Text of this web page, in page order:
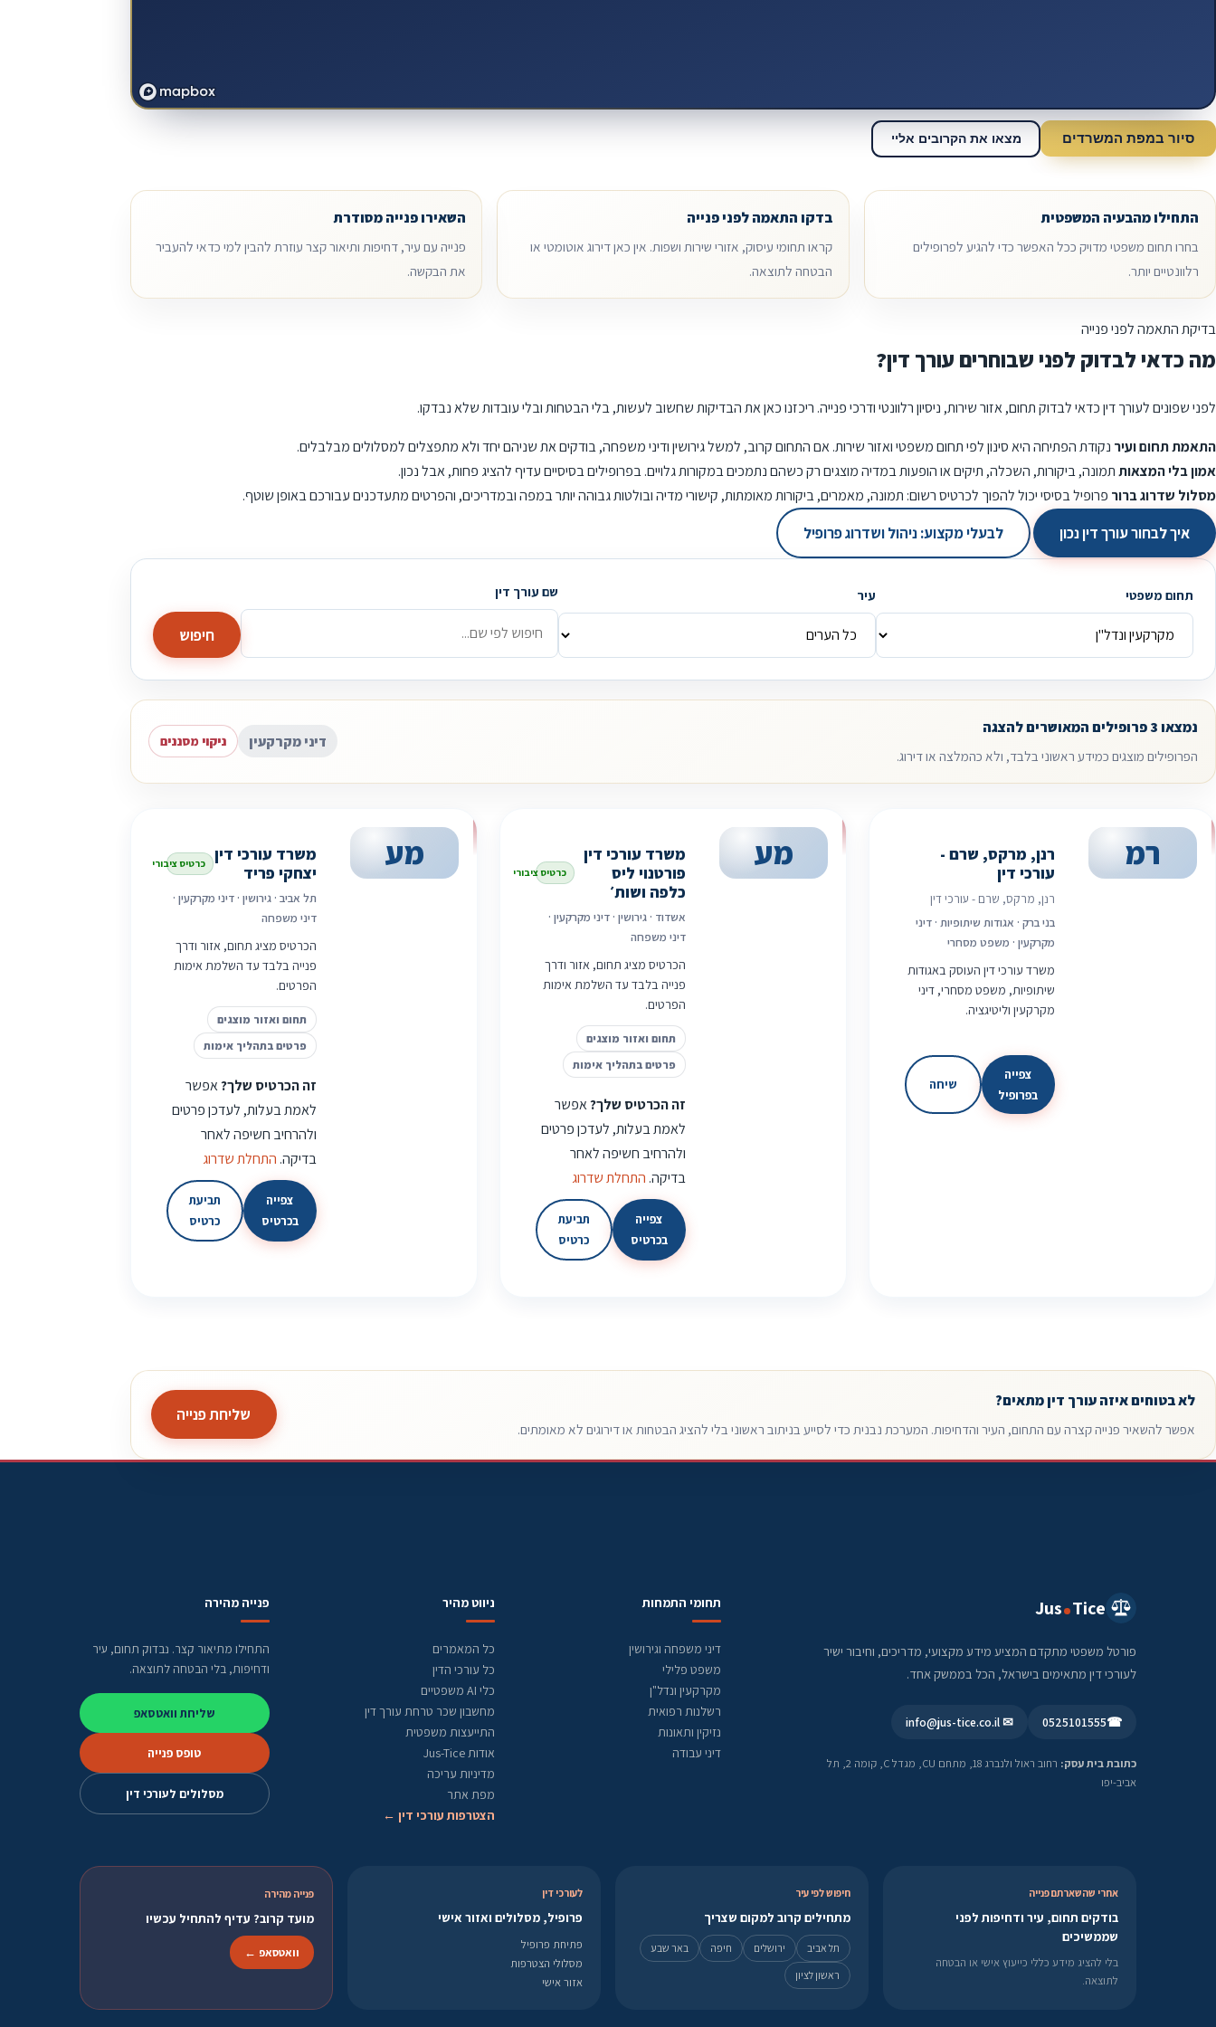
סיור במפת המשרדים מצאו את הקרובים אליי
התחילו מהבעיה המשפטית
בחרו תחום משפטי מדויק ככל האפשר כדי להגיע לפרופילים
רלוונטיים יותר.
בדקו התאמה לפני פנייה
קראו תחומי עיסוק, אזורי שירות ושפות. אין כאן דירוג אוטומטי או
הבטחה לתוצאה.
השאירו פנייה מסודרת
פנייה עם עיר, דחיפות ותיאור קצר עוזרת להבין למי כדאי להעביר
את הבקשה.
בדיקת התאמה לפני פנייה
מה כדאי לבדוק לפני שבוחרים עורך דין?
לפני שפונים לעורך דין כדאי לבדוק תחום, אזור שירות, ניסיון רלוונטי ודרכי פנייה. ריכזנו כאן את הבדיקות שחשוב לעשות, בלי הבטחות ובלי עובדות שלא נבדקו.
התאמת תחום ועיר נקודת הפתיחה היא סינון לפי תחום משפטי ואזור שירות. אם התחום קרוב, למשל גירושין ודיני משפחה, בודקים את שניהם יחד ולא מתפצלים למסלולים מבלבלים.
אמון בלי המצאותתמונה, ביקורות, השכלה, תיקים או הופעות במדיה מוצגים רק כשהם נתמכים במקורות גלויים. בפרופילים בסיסיים עדיף להציג פחות, אבל נכון.
מסלול שדרוג ברור פרופיל בסיסי יכול להפוך לכרטיס רשום: תמונה, מאמרים, ביקורות מאומתות, קישורי מדיה ובולטות גבוהה יותר במפה ובמדריכים, והפרטים מתעדכנים עבורכם באופן שוטף.
איך לבחור עורך דין נכון לבעלי מקצוע: ניהול ושדרוג פרופיל
תחום משפטי עיר שם עורך דין
חיפוש
נמצאו 3 פרופילים המאושרים להצגה
הפרופילים מוצגים כמידע ראשוני בלבד, ולא כהמלצה או דירוג.
דיני מקרקעין ניקוי מסננים
רמ
רנן, מרקס, שרם -
עורכי דין
רנן, מרקס, שרם - עורכי דין
בני ברק · אגודות שיתופיות · דיני
מקרקעין · משפט מסחרי
משרד עורכי דין העוסק באגודות
שיתופיות, משפט מסחרי, דיני
מקרקעין וליטיגציה.
צפייה
בפרופיל
שיחה
מע
משרד עורכי דין
פורטנוי ליס
כלפה ושות׳
כרטיס ציבורי
אשדוד · גירושין · דיני מקרקעין ·
דיני משפחה
הכרטיס מציג תחום, אזור ודרך
פנייה בלבד עד השלמת אימות
הפרטים.
תחום ואזור מוצגים
פרטים בתהליך אימות
זה הכרטיס שלך?אפשר
לאמת בעלות, לעדכן פרטים
ולהרחיב חשיפה לאחר
בדיקה. התחלת שדרוג
צפייה
בכרטיס
תביעת
כרטיס
מע
משרד עורכי דין
יצחקי פריד
כרטיס ציבורי
תל אביב · גירושין · דיני מקרקעין ·
דיני משפחה
הכרטיס מציג תחום, אזור ודרך
פנייה בלבד עד השלמת אימות
הפרטים.
תחום ואזור מוצגים
פרטים בתהליך אימות
זה הכרטיס שלך?אפשר
לאמת בעלות, לעדכן פרטים
ולהרחיב חשיפה לאחר
בדיקה. התחלת שדרוג
צפייה
בכרטיס
תביעת
כרטיס
לא בטוחים איזה עורך דין מתאים?
אפשר להשאיר פנייה קצרה עם התחום, העיר והדחיפות. המערכת נבנית כדי לסייע בניתוב ראשוני בלי להציג הבטחות או דירוגים לא מאומתים.
שליחת פנייה
Jus Tice
פורטל משפטי מתקדם המציע מידע מקצועי, מדריכים, וחיבור ישיר
לעורכי דין מתאימים בישראל, הכל בממשק אחד.
☎
0525101555
✉ info@jus-tice.co.il
כתובת בית עסק:
רחוב ראול ולנברג 18, מתחם CU, מגדל C, קומה 2, תל
אביב-יפו
תחומי התמחות
דיני משפחה וגירושין
משפט פלילי
מקרקעין ונדל"ן
רשלנות רפואית
נזיקין ותאונות
דיני עבודה
ניווט מהיר
כל המאמרים
כל עורכי הדין
כלי AI משפטיים
מחשבון שכר טרחת עורך דין
התייעצות משפטית
אודות Jus-Tice
מדיניות עריכה
מפת אתר
הצטרפות עורכי דין ←
פנייה מהירה
התחילו מתיאור קצר. נבדוק תחום, עיר
ודחיפות, בלי הבטחה לתוצאה.
שליחת וואטסאפ
טופס פנייה
מסלולים לעורכי דין
אחרי שהשארתם פנייה
בודקים תחום, עיר ודחיפות לפני
שממשיכים
בלי להציג מידע כללי כייעוץ אישי או הבטחה
לתוצאה.
חיפוש לפי עיר
מתחילים קרוב למקום שצריך
תל אביב ירושלים חיפה
באר שבע
ראשון לציון
לעורכי דין
פרופיל, מסלולים ואזור אישי
פתיחת פרופיל
מסלולי הצטרפות
אזור אישי
פנייה מהירה
מועד קרוב? עדיף להתחיל עכשיו
וואטסאפ ←